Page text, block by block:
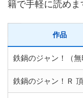
籍で手軽に読めま
作品
鉄鍋のジャン！（無
鉄鍋のジャン！Ｒ